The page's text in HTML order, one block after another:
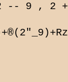
-- 9 , 2